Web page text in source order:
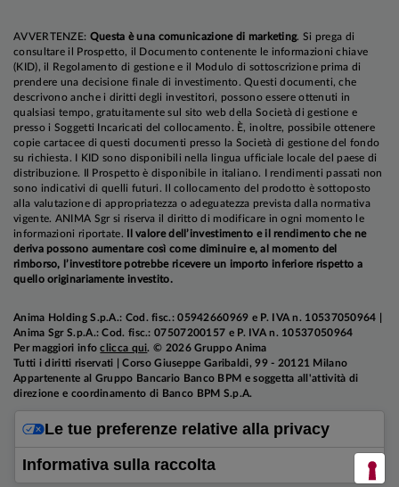
AVVERTENZE: Questa è una comunicazione di marketing. Si prega di
consultare il Prospetto, il Documento contenente le informazioni chiave
(KID), il Regolamento di gestione e il Modulo di sottoscrizione prima di
prendere una decisione finale di investimento. Questi documenti, che
descrivono anche i diritti degli investitori, possono essere ottenuti in
qualsiasi tempo, gratuitamente sul sito web della Società di gestione e
presso i Soggetti Incaricati del collocamento. È, inoltre, possibile ottenere
copie cartacee di questi documenti presso la Società di gestione del fondo
su richiesta. I KID sono disponibili nella lingua ufficiale locale del paese di
distribuzione. Il Prospetto è disponibile in italiano. I rendimenti passati non
sono indicativi di quelli futuri. Il collocamento del prodotto è sottoposto
alla valutazione di appropriatezza o adeguatezza prevista dalla normativa
vigente. ANIMA Sgr si riserva il diritto di modificare in ogni momento le
informazioni riportate.
Il valore dell’investimento e il rendimento che ne
deriva possono aumentare così come diminuire e, al momento del
rimborso, l’investitore potrebbe ricevere un importo inferiore rispetto a
quello originariamente investito.
Anima Holding S.p.A.: Cod. fisc.: 05942660969 e P. IVA n. 10537050964 |
Anima Sgr S.p.A.: Cod. fisc.: 07507200157 e P. IVA n. 10537050964
Per maggiori infoclicca qui. © 2026 Gruppo Anima
Tutti i diritti riservati | Corso Giuseppe Garibaldi, 99 - 20121 Milano
Appartenente al Gruppo Bancario Banco BPM e soggetta all'attività di
direzione e coordinamento di Banco BPM S.p.A.
Le tue preferenze relative alla privacy
Informativa sulla raccolta